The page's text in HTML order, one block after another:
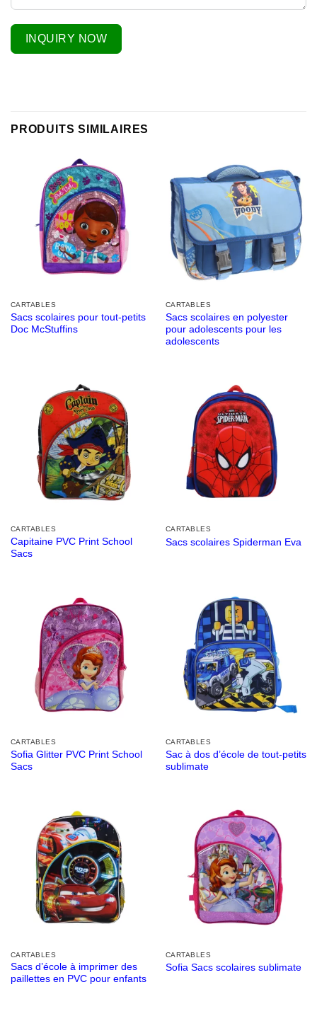
INQUIRY NOW
PRODUITS SIMILAIRES
CARTABLES
Sacs scolaires pour tout-petits
Doc McStuffins
CARTABLES
Sacs scolaires en polyester
pour adolescents pour les
adolescents
CARTABLES
Capitaine PVC Print School
Sacs
CARTABLES
Sacs scolaires Spiderman Eva
CARTABLES
Sofia Glitter PVC Print School
Sacs
CARTABLES
Sac à dos d’école de tout-petits
sublimate
CARTABLES
Sacs d’école à imprimer des
paillettes en PVC pour enfants
CARTABLES
Sofia Sacs scolaires sublimate